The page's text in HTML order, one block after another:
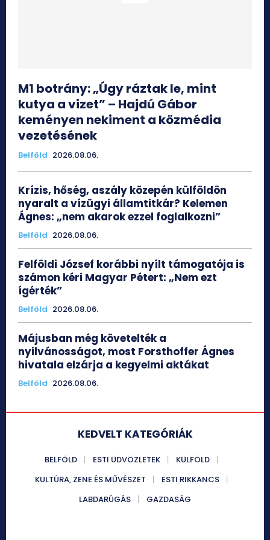
M1 botrány: „Úgy ráztak le, mint
kutya a vizet” – Hajdú Gábor
keményen nekiment a közmédia
vezetésének
Belföld 2026.08.06.
Krízis, hőség, aszály közepén külföldön
nyaralt a vízügyi államtitkár? Kelemen
Ágnes: „nem akarok ezzel foglalkozni”
Belföld 2026.08.06.
Felföldi József korábbi nyílt támogatója is
számon kéri Magyar Pétert: „Nem ezt
ígérték”
Belföld 2026.08.06.
Májusban még követelték a
nyilvánosságot, most Forsthoffer Ágnes
hivatala elzárja a kegyelmi aktákat
Belföld 2026.08.06.
KEDVELT KATEGÓRIÁK
BELFÖLD ESTI ÜDVÖZLETEK
KÜLFÖLD
KULTÚRA, ZENE ÉS MŰVÉSZET
ESTI RIKKANCS
LABDARÚGÁS
GAZDASÁG